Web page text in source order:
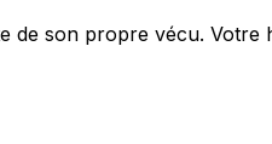
de son propre vécu.